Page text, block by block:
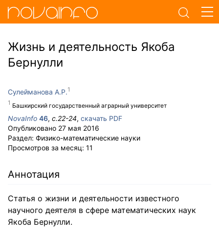
Жизнь и деятельность Якоба
Бернулли
Сулейманова А.Р.
Башкирский государственный аграрный университет
NovaInfo 46, с.22-24, скачать PDF
Опубликовано 27 мая 2016
Раздел: Физико-математические науки
Просмотров за месяц: 11
Аннотация
Статья о жизни и деятельности известного
научного деятеля в сфере математических наук
Якоба Бернулли.